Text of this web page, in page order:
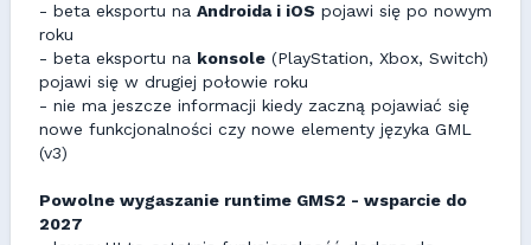
- beta eksportu na Androida i iOS pojawi się po nowym
roku
- beta eksportu na konsole (PlayStation, Xbox, Switch)
pojawi się w drugiej połowie roku
- nie ma jeszcze informacji kiedy zaczną pojawiać się
nowe funkcjonalności czy nowe elementy języka GML
(v3)
Powolne wygaszanie runtime GMS2 - wsparcie do
2027